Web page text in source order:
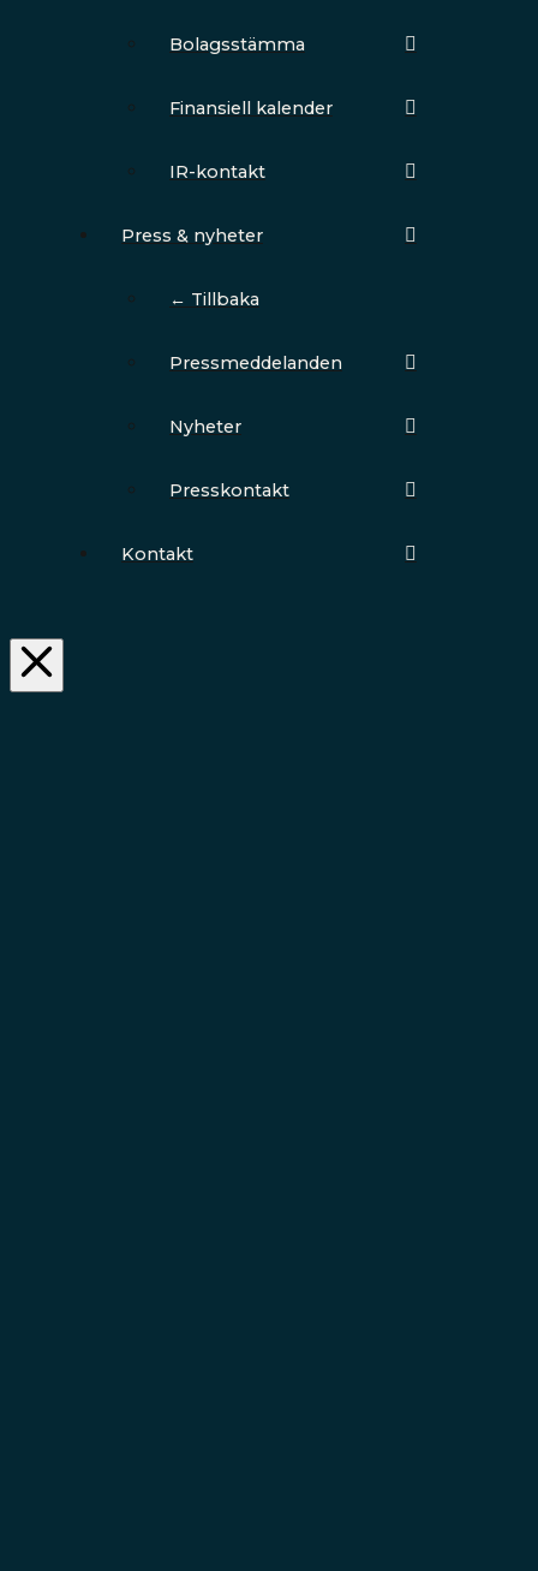
Bolagsstämma
Finansiell kalender
IR-kontakt
Press & nyheter
← Tillbaka
Pressmeddelanden
Nyheter
Presskontakt
Kontakt